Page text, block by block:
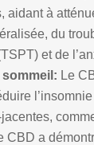
aidant à
du
et de
Le
CBD a